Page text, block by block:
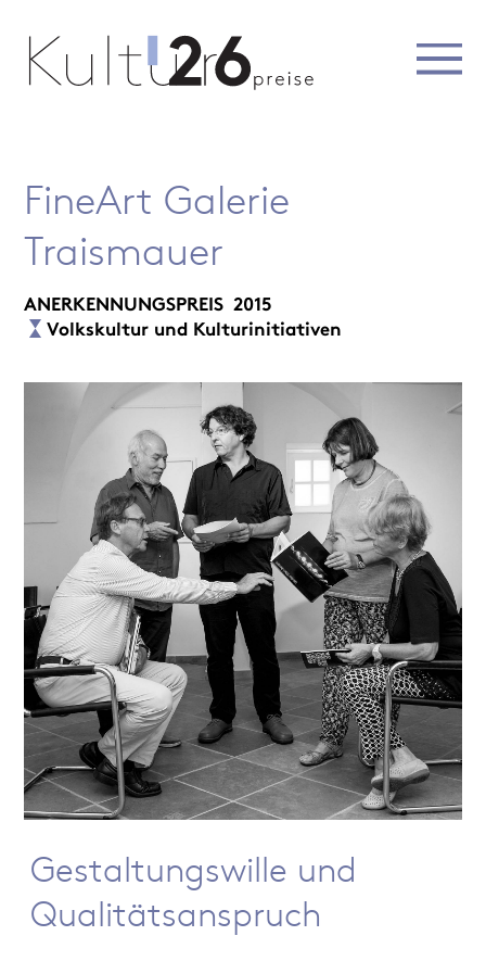
FineArt Galerie
Traismauer
ANERKENNUNGSPREIS 2015
Volkskultur und Kulturinitiativen
Gestaltungswille und
Qualitätsanspruch